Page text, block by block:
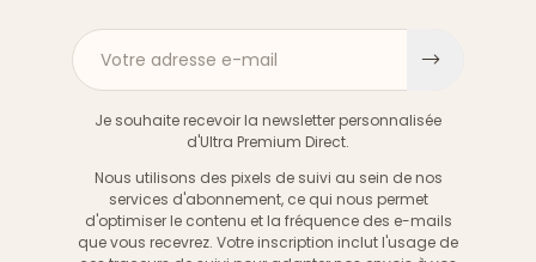
Votre adresse e-mail
Je souhaite recevoir la newsletter personnalisée
d'Ultra Premium Direct.
Nous utilisons des pixels de suivi au sein de nos
services d'abonnement, ce qui nous permet
d'optimiser le contenu et la fréquence des e-mails
que vous recevrez. Votre inscription inclut l'usage de